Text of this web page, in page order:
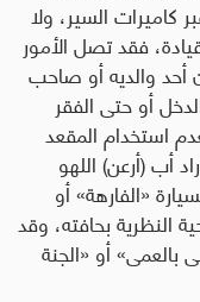
السير، ولا
فقد تصل الأمور
والديه أو صاحب
أو حتى الفقر
استخدام المقعد
أب (أرعن) اللهو
«الفارهة» أو
النظرية بحافته، وقد
بالعمى» أو «الجنة